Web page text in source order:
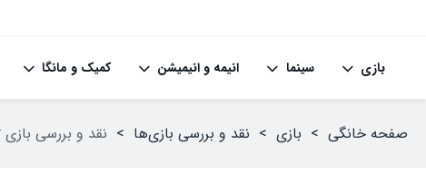
بازی سینما انیمه و انیمیشن کمیک و مانگا
صفحه خانگی > بازی > نقد و بررسی بازی‌ها > نقد و بررسی بازی Perennial Order